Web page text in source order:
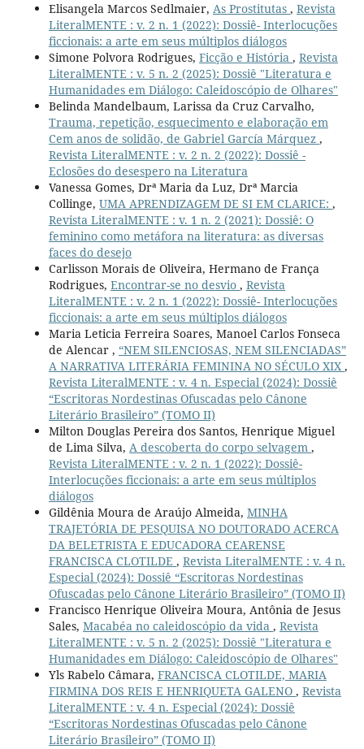
Elisangela Marcos Sedlmaier, As Prostitutas , Revista
LiteralMENTE : v. 2 n. 1 (2022): Dossiê- Interlocuções
ficcionais: a arte em seus múltiplos diálogos
Simone Polvora Rodrigues, Ficção e História , Revista
LiteralMENTE : v. 5 n. 2 (2025): Dossiê "Literatura e
Humanidades em Diálogo: Caleidoscópio de Olhares"
Belinda Mandelbaum, Larissa da Cruz Carvalho,
Trauma, repetição, esquecimento e elaboração em
Cem anos de solidão, de Gabriel García Márquez ,
Revista LiteralMENTE : v. 2 n. 2 (2022): Dossiê -
Eclosões do desespero na Literatura
Vanessa Gomes, Drª Maria da Luz, Drª Marcia
Collinge, UMA APRENDIZAGEM DE SI EM CLARICE: ,
Revista LiteralMENTE : v. 1 n. 2 (2021): Dossiê: O
feminino como metáfora na literatura: as diversas
faces do desejo
Carlisson Morais de Oliveira, Hermano de França
Rodrigues, Encontrar-se no desvio , Revista
LiteralMENTE : v. 2 n. 1 (2022): Dossiê- Interlocuções
ficcionais: a arte em seus múltiplos diálogos
Maria Leticia Ferreira Soares, Manoel Carlos Fonseca
de Alencar , “NEM SILENCIOSAS, NEM SILENCIADAS”
A NARRATIVA LITERÁRIA FEMININA NO SÉCULO XIX ,
Revista LiteralMENTE : v. 4 n. Especial (2024): Dossiê
“Escritoras Nordestinas Ofuscadas pelo Cânone
Literário Brasileiro” (TOMO II)
Milton Douglas Pereira dos Santos, Henrique Miguel
de Lima Silva, A descoberta do corpo selvagem ,
Revista LiteralMENTE : v. 2 n. 1 (2022): Dossiê-
Interlocuções ficcionais: a arte em seus múltiplos
diálogos
Gildênia Moura de Araújo Almeida, MINHA
TRAJETÓRIA DE PESQUISA NO DOUTORADO ACERCA
DA BELETRISTA E EDUCADORA CEARENSE
FRANCISCA CLOTILDE , Revista LiteralMENTE : v. 4 n.
Especial (2024): Dossiê “Escritoras Nordestinas
Ofuscadas pelo Cânone Literário Brasileiro” (TOMO II)
Francisco Henrique Oliveira Moura, Antônia de Jesus
Sales, Macabéa no caleidoscópio da vida , Revista
LiteralMENTE : v. 5 n. 2 (2025): Dossiê "Literatura e
Humanidades em Diálogo: Caleidoscópio de Olhares"
Yls Rabelo Câmara, FRANCISCA CLOTILDE, MARIA
FIRMINA DOS REIS E HENRIQUETA GALENO , Revista
LiteralMENTE : v. 4 n. Especial (2024): Dossiê
“Escritoras Nordestinas Ofuscadas pelo Cânone
Literário Brasileiro” (TOMO II)